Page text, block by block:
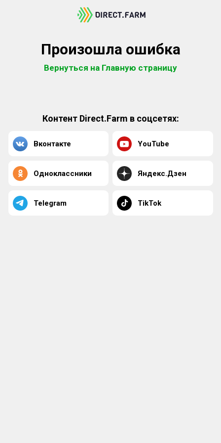
Произошла ошибка
Вернуться на Главную страницу
Контент Direct.Farm в соцсетях:
Вконтакте YouTube
Одноклассники Яндекс.Дзен
Telegram TikTok